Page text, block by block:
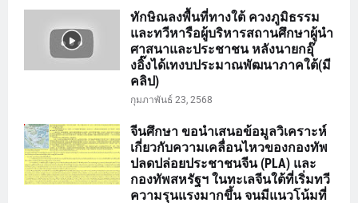
ทักษิณลงพื้นที่ทางใต้ ควงภูมิธรรม
และทวีหารือผู้บริหารสถานศึกษาผู้นำ
ศาสนาและประชาชน หลังนายกอุ๊
งอิ๊งได้เทงบประมาณพัฒนาภาคใต้(มี
คลิป)
กุมภาพันธ์ 23, 2568
จีนศึกษา ขอนำเสนอข้อมูลวิเคราะห์
เกี่ยวกับความเคลื่อนไหวของกองทัพ
ปลดปล่อยประชาชนจีน (PLA) และ
กองทัพสหรัฐฯ ในทะเลจีนใต้ที่เริ่มทวี
ความรุนแรงมากขึ้น จนมีแนวโน้มที่